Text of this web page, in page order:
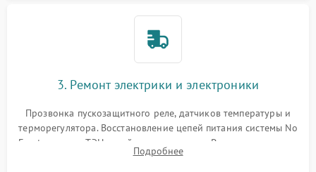
3. Ремонт электрики и электроники
Прозвонка пускозащитного реле, датчиков температуры и
терморегулятора. Восстановление цепей питания системы No
Frost, включая ТЭН оттайки и вентилятор. Ремонт или замена
платы управления при сбоях алгоритмов.
Подробнее